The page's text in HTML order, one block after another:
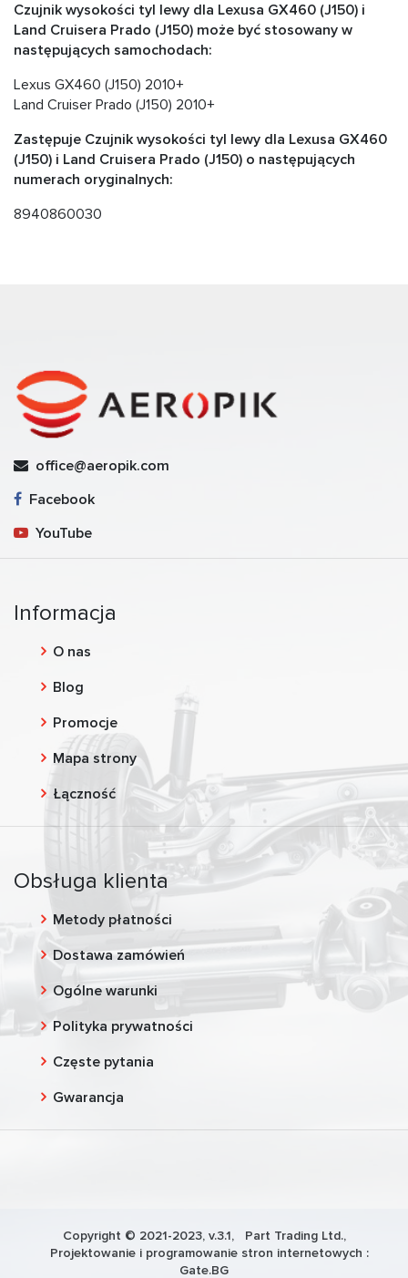
Czujnik wysokości tyl lewy dla Lexusa GX460 (J150) i
Land Cruisera Prado (J150) może być stosowany w
następujących samochodach:
Lexus GX460 (J150) 2010+
Land Cruiser Prado (J150) 2010+
Zastępuje Czujnik wysokości tyl lewy dla Lexusa GX460
(J150) i Land Cruisera Prado (J150) o następujących
numerach oryginalnych:
8940860030
office@aeropik.com
Facebook
YouTube
Informacja
O nas
Blog
Promocje
Mapa strony
Łączność
Obsługa klienta
Metody płatności
Dostawa zamówień
Ogólne warunki
Polityka prywatności
Częste pytania
Gwarancja
Copyright © 2021-2023, v.3.1, Part Trading Ltd.,
Projektowanie i programowanie stron internetowych :
Gate.BG